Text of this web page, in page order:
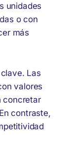
unidades
o con
más
Las
valores
concretar
contraste,